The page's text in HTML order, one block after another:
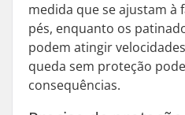
medida que se ajustam à
pés, enquanto os
podem atingir
queda sem proteção
consequências.